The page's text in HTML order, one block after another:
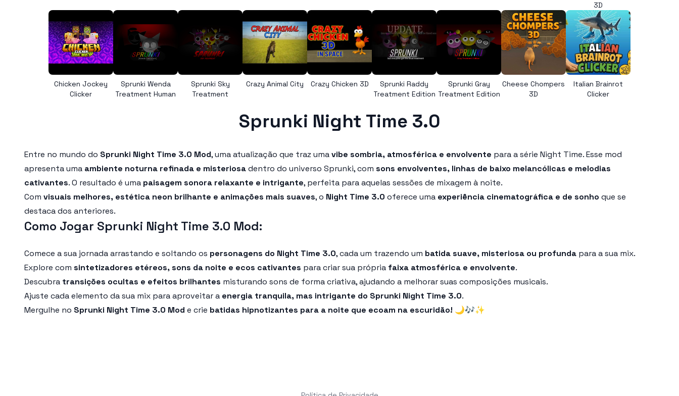
3D
Chicken Jockey
Clicker
Sprunki Wenda
Treatment Human
Sprunki Sky
Treatment
Crazy Animal City Crazy Chicken 3D
Sprunki Raddy
Treatment Edition
Sprunki Gray
Treatment Edition
Cheese Chompers
3D
Italian Brainrot
Clicker
Sprunki Night Time 3.0
Entre no mundo do Sprunki Night Time 3.0 Mod, uma atualização que traz umavibe sombria, atmosférica e envolvente para a série Night Time. Esse mod
apresenta uma ambiente noturna refinada e misteriosadentro do universo Sprunki, com sons envolventes, linhas de baixo melancólicas e melodias
cativantes. O resultado é uma paisagem sonora relaxante e intrigante, perfeita para aquelas sessões de mixagem à noite.
Com visuais melhores, estética neon brilhante e animações mais suaves, o Night Time 3.0 oferece uma experiência cinematográfica e de sonho que se
destaca dos anteriores.
Como Jogar Sprunki Night Time 3.0 Mod:
Comece a sua jornada arrastando e soltando os personagens do Night Time 3.0, cada um trazendo um batida suave, misteriosa ou profunda para a sua mix.
Explore com sintetizadores etéreos, sons da noite e ecos cativantes para criar sua própria faixa atmosférica e envolvente.
Descubra transições ocultas e efeitos brilhantes misturando sons de forma criativa, ajudando a melhorar suas composições musicais.
Ajuste cada elemento da sua mix para aproveitar a energia tranquila, mas intrigante do Sprunki Night Time 3.0.
Mergulhe no Sprunki Night Time 3.0 Mod e crie batidas hipnotizantes para a noite que ecoam na escuridão! 🌙🎶✨